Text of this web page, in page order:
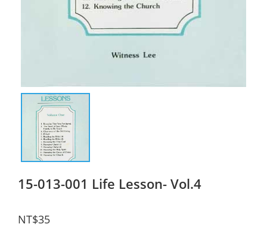
15-013-001 Life Lesson- Vol.4
NT$35